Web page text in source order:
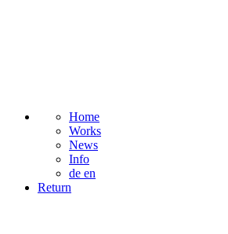
Home
Works
News
Info
de en
Return